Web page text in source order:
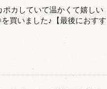
カしていて温かくて嬉しい
買いました♪【最後におすす